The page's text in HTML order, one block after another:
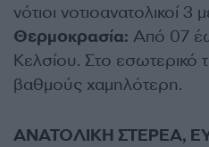
νότιοι νοτιοανατολικοί
Θερμοκρασία: Από 07
Κελσίου. Στο εσωτερικό
βαθμούς χαμηλότερη.
ΑΝΑΤΟΛΙΚΗ ΣΤΕΡΕΑ,